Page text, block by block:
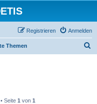
Anmelden
Registrieren
Themen
Seite 1 von 1